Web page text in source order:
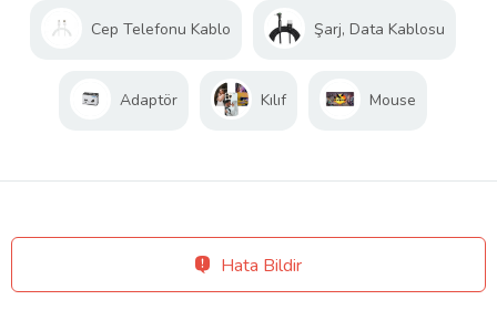
Cep Telefonu Kablo Şarj, Data Kablosu
Adaptör Kılıf Mouse
Hata Bildir